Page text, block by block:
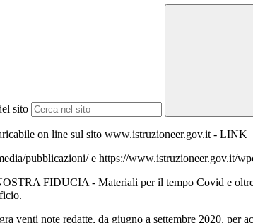
sito
on line sul sito www.istruzioneer.gov.it - LINK
pubblicazioni/ e https://www.istruzioneer.gov.it/
FIDUCIA - Materiali per il tempo Covid e
venti note redatte, da giugno a settembre 2020, per